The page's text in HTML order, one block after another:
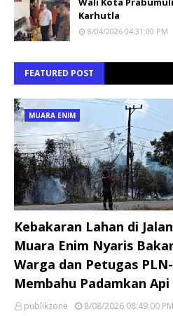
Karhutla
8/04/2026 04:31:00 PM
FEATURED POST
MUARA ENIM
Kebakaran Lahan di
Muara Enim Nyaris
Warga dan Petugas
Membahu Padamkan Api
publikzone
8/08/2026 08:49:00 PM